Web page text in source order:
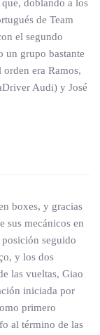
que, doblando a los
de Team
el segundo
un grupo bastante
era Ramos,
Audi) y José
boxes, y gracias
sus mecánicos en
seguido
y los dos
las vueltas, Giao
iniciada por
primero
al término de las